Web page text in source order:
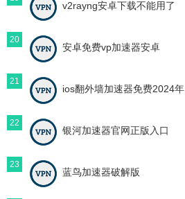
v2rayng安卓下载不能用了
20
安卓免费vp加速器安卓
21
ios翻外墙加速器免费2024年
22
银河加速器官网正版入口
23
蓝鸟加速器破解版